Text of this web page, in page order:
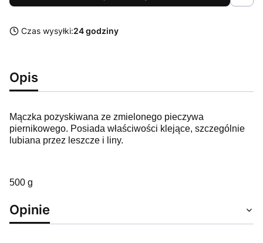
Czas wysyłki:24 godziny
Opis
Mączka pozyskiwana ze zmielonego pieczywa
piernikowego. Posiada właściwości klejące, szczególnie
lubiana przez leszcze i liny.
500 g
Opinie